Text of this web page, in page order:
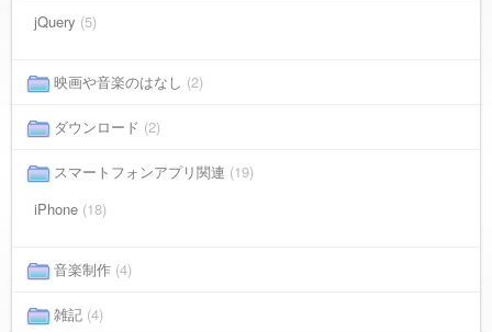
jQuery (5)
映画や音楽のはなし (2)
ダウンロード (2)
スマートフォンアプリ関連 (19)
iPhone (18)
音楽制作 (4)
雑記 (4)